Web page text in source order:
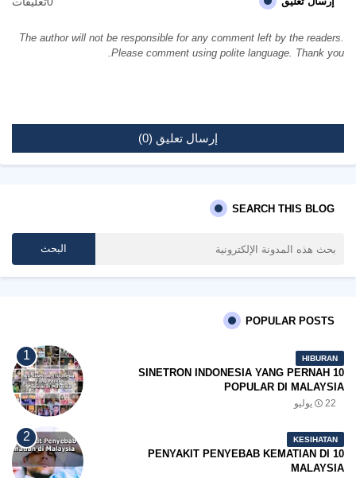
The author will not be responsible for any comment left by the readers.
Please comment using polite language. Thank you.
إرسال تعليق (0)
SEARCH THIS BLOG
POPULAR POSTS
HIBURAN
10 SINETRON INDONESIA YANG PERNAH
POPULAR DI MALAYSIA
22 يوليو
KESIHATAN
10 PENYAKIT PENYEBAB KEMATIAN DI
MALAYSIA